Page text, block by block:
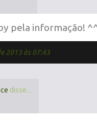
pela informação!
2013 às 07:43
disse...